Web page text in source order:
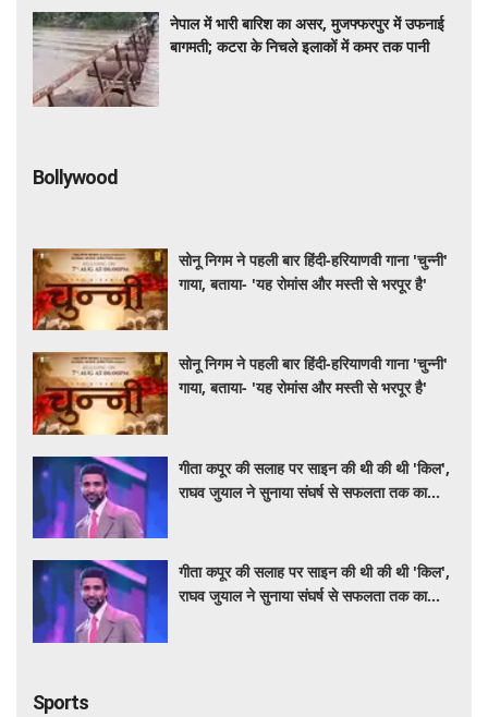
नेपाल में भारी बारिश का असर, मुजफ्फरपुर में उफनाई
बागमती; कटरा के निचले इलाकों में कमर तक पानी
Bollywood
सोनू निगम ने पहली बार हिंदी-हरियाणवी गाना 'चुन्नी'
गाया, बताया- 'यह रोमांस और मस्ती से भरपूर है'
सोनू निगम ने पहली बार हिंदी-हरियाणवी गाना 'चुन्नी'
गाया, बताया- 'यह रोमांस और मस्ती से भरपूर है'
गीता कपूर की सलाह पर साइन की थी की थी 'किल',
राघव जुयाल ने सुनाया संघर्ष से सफलता तक का
गीता कपूर की सलाह पर साइन की थी की थी 'किल',
राघव जुयाल ने सुनाया संघर्ष से सफलता तक का
Sports